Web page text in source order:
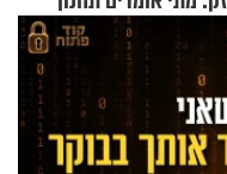
לתורה?